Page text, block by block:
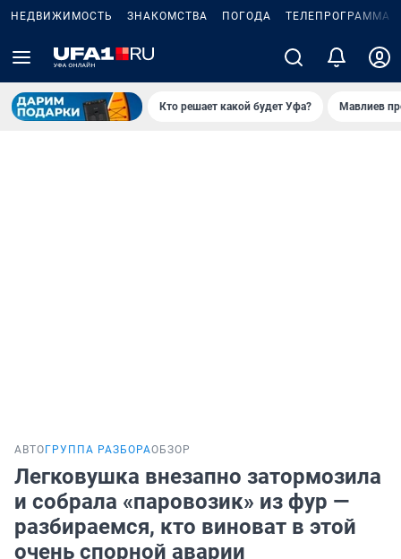
НЕДВИЖИМОСТЬ ЗНАКОМСТВА ПОГОДА ТЕЛЕПРОГРАММА
Кто решает какой будет Уфа? Мавлиев
АВТО ГРУППА РАЗБОРАОБЗОР
Легковушка внезапно затормозила
и собрала «паровозик» из фур —
разбираемся, кто виноват в этой
очень спорной аварии